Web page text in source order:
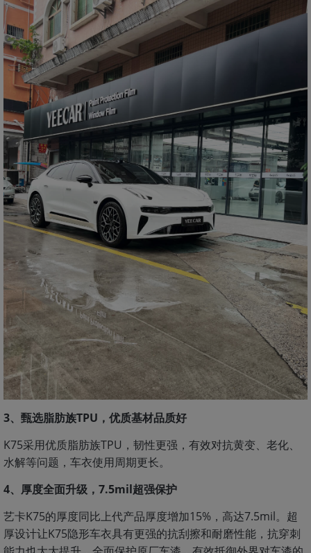
3、甄选脂肪族TPU，优质基材品质好
K75采用优质脂肪族TPU，韧性更强，有效对抗黄变、老化、
水解等问题，车衣使用周期更长。
4、厚度全面升级，7.5mil超强保护
艺卡K75的厚度同比上代产品厚度增加15%，高达7.5mil。超
厚设计让K75隐形车衣具有更强的抗刮擦和耐磨性能，抗穿刺